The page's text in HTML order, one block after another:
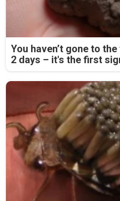
You haven’t gone to
2 days – it's the first